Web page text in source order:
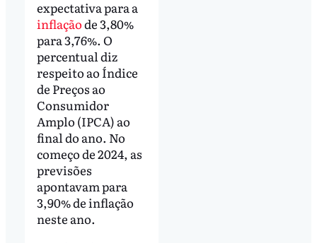
expectativa para a
inflaçãode 3,80%
para 3,76%. O
percentual diz
respeito ao Índice
de Preços ao
Consumidor
Amplo (IPCA) ao
final do ano. No
começo de 2024, as
previsões
apontavam para
3,90% de inflação
neste ano.